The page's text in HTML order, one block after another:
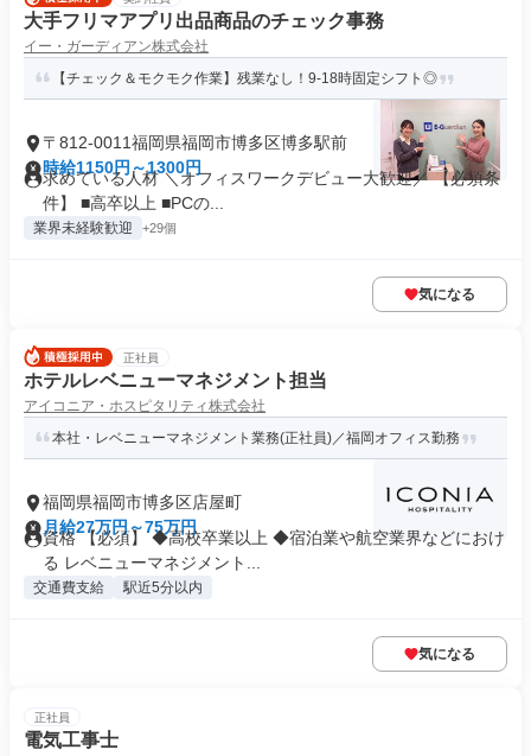
大手フリマアプリ出品商品のチェック事務
イー・ガーディアン株式会社
【チェック＆モクモク作業】残業なし！9-18時固定シフト◎
〒812-0011福岡県福岡市博多区博多駅前
時給1150円～1300円
求めている人材 ＼オフィスワークデビュー大歓迎／ 【必須条
件】 ■高卒以上 ■PCの...
業界未経験歓迎 +29個
気になる
正社員
ホテルレベニューマネジメント担当
アイコニア・ホスピタリティ株式会社
本社・レベニューマネジメント業務(正社員)／福岡オフィス勤務
福岡県福岡市博多区店屋町
月給27万円～75万円
資格 【必須】 ◆高校卒業以上 ◆宿泊業や航空業界などにおけ
る レベニューマネジメント...
交通費支給 駅近5分以内
気になる
正社員
電気工事士